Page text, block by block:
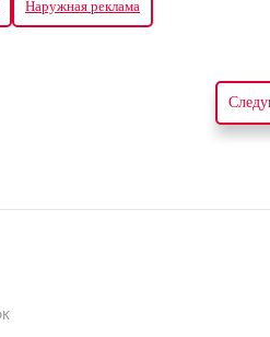
Наружная реклама